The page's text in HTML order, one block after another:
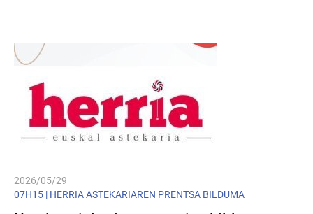
2026/05/29
07H15 | HERRIA ASTEKARIAREN PRENTSA BILDUMA